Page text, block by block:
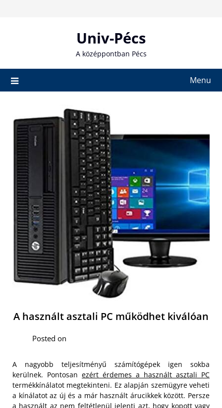
Univ-Pécs
A középpontban Pécs
Menu
A használt asztali PC működhet kiválóan
Posted on
A nagyobb teljesítményű számítógépek igen sokba
kerülnek. Pontosan ezért érdemes a használt asztali PC
termékkínálatot megtekinteni. Ez alapján szemügyre veheti
a kínálatot az új és a már használt árucikkek között. Persze
a használt az nem feltétlenül jelenti azt, hogy kopott vagy